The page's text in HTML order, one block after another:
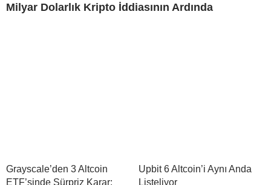
Milyar Dolarlık Kripto İddiasının Ardında
Grayscale’den 3 Altcoin
ETF’sinde Sürpriz Karar:
Upbit 6 Altcoin’i Aynı Anda
Listeliyor